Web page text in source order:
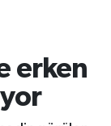
erken